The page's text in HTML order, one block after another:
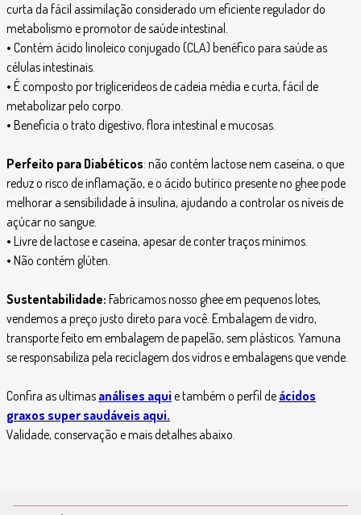
curta da fácil assimilação considerado um eficiente regulador do
metabolismo e promotor de saúde intestinal.
• Contém ácido linoleico conjugado (CLA) benéfico para saúde as
células intestinais.
• É composto por triglicerideos de cadeia média e curta, fácil de
metabolizar pelo corpo.
• Beneficia o trato digestivo, flora intestinal e mucosas.
Perfeito para Diabéticos: não contém lactose nem caseína, o que
reduz o risco de inflamação, e o ácido butírico presente no ghee pode
melhorar a sensibilidade à insulina, ajudando a controlar os níveis de
açúcar no sangue.
• Livre de lactose e caseína, apesar de conter traços mínimos.
• Não contém glúten.
Sustentabilidade: Fabricamos nosso ghee em pequenos lotes,
vendemos a preço justo direto para você. Embalagem de vidro,
transporte feito em embalagem de papelão, sem plásticos. Yamuna
se responsabiliza pela reciclagem dos vidros e embalagens que vende.
Confira as ultimas análises aqui e também o perfil de ácidos
graxos super saudáveis aqui.
Validade, conservação e mais detalhes abaixo.